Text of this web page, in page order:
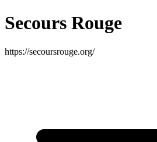
Secours Rouge
https://secoursrouge.org/